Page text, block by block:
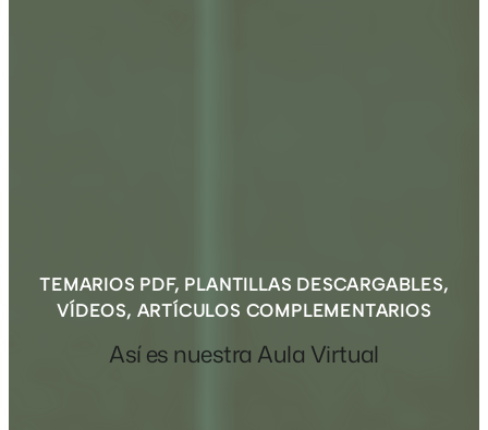
TEMARIOS PDF, PLANTILLAS DESCARGABLES,
VÍDEOS, ARTÍCULOS COMPLEMENTARIOS
Así es nuestra Aula Virtual